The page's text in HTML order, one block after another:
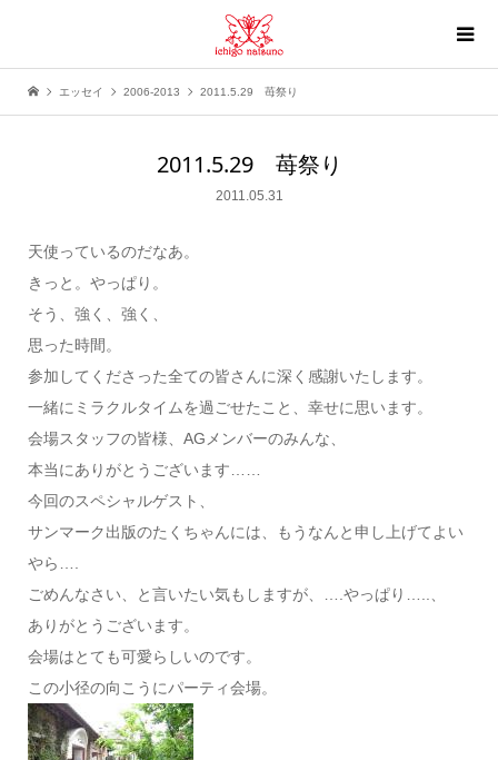
エッセイ 2006-2013 2011.5.29 苺祭り
2011.5.29 苺祭り
2011.05.31
天使っているのだなあ。
きっと。やっぱり。
そう、強く、強く、
思った時間。
参加してくださった全ての皆さんに深く感謝いたします。
一緒にミラクルタイムを過ごせたこと、幸せに思います。
会場スタッフの皆様、AGメンバーのみんな、
本当にありがとうございます……
今回のスペシャルゲスト、
サンマーク出版のたくちゃんには、もうなんと申し上げてよい
やら….
ごめんなさい、と言いたい気もしますが、….やっぱり…..、
ありがとうございます。
会場はとても可愛らしいのです。
この小径の向こうにパーティ会場。